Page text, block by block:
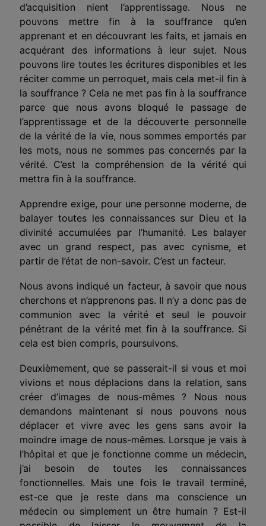
d’acquisition nient l’apprentissage. Nous ne
pouvons mettre fin à la souffrance qu’en
apprenant et en découvrant les faits, et jamais en
acquérant des informations à leur sujet. Nous
pouvons lire toutes les écritures disponibles et les
réciter comme un perroquet, mais cela met-il fin à
la souffrance ? Cela ne met pas fin à la souffrance
parce que nous avons bloqué le passage de
l’apprentissage et de la découverte personnelle
de la vérité de la vie, nous sommes emportés par
les mots, nous ne sommes pas concernés par la
vérité. C’est la compréhension de la vérité qui
mettra fin à la souffrance.
Apprendre exige, pour une personne moderne, de
balayer toutes les connaissances sur Dieu et la
divinité accumulées par l’humanité. Les balayer
avec un grand respect, pas avec cynisme, et
partir de l’état de non-savoir. C’est un facteur.
Nous avons indiqué un facteur, à savoir que nous
cherchons et n’apprenons pas. Il n’y a donc pas de
communion avec la vérité et seul le pouvoir
pénétrant de la vérité met fin à la souffrance. Si
cela est bien compris, poursuivons.
Deuxièmement, que se passerait-il si vous et moi
vivions et nous déplacions dans la relation, sans
créer d’images de nous-mêmes ? Nous nous
demandons maintenant si nous pouvons nous
déplacer et vivre avec les gens sans avoir la
moindre image de nous-mêmes. Lorsque je vais à
l’hôpital et que je fonctionne comme un médecin,
j’ai besoin de toutes les connaissances
fonctionnelles. Mais une fois le travail terminé,
est-ce que je reste dans ma conscience un
médecin ou simplement un être humain ? Est-il